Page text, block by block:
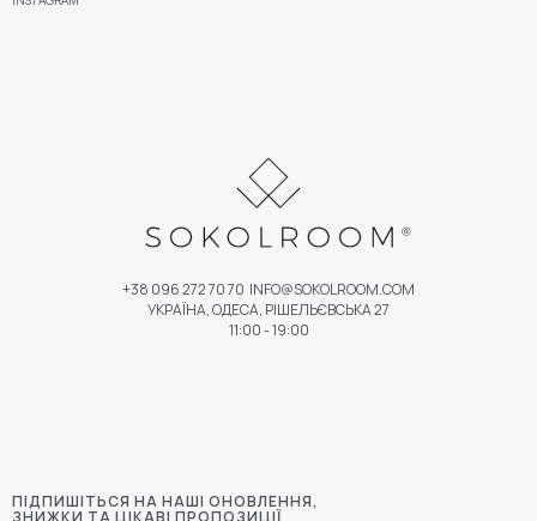
ПІДПИШІТЬСЯ НА НАШІ ОНОВЛЕННЯ,
+38 096 272 70 70 INFO@SOKOLROOM.COM
УКРАЇНА, ОДЕСА, РІШЕЛЬЄВСЬКА 27
11:00 - 19:00